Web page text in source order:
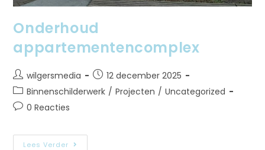
Onderhoud
appartementencomplex
wilgersmedia
12 december 2025
Binnenschilderwerk / Projecten / Uncategorized
0 Reacties
Lees Verder